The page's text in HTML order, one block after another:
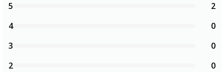
5
2
4
0
3
0
2
0